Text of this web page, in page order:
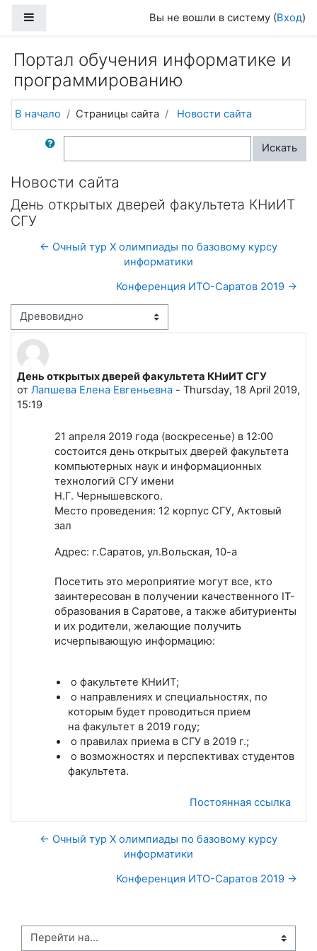
Вы не вошли в систему (Вход)
Портал обучения информатике и
программированию
В начало Страницы сайта Новости сайта
Поиск по форумам Искать
Новости сайта
День открытых дверей факультета КНиИТ
СГУ
← Очный тур X олимпиады по базовому курсу
информатики
Конференция ИТО-Саратов 2019 →
Режим отображения
День открытых дверей факультета КНиИТ СГУ
от Лапшева Елена Евгеньевна - Thursday, 18 April 2019,
15:19
Количество ответов: 0
21 апреля 2019 года (воскресенье) в 12:00
состоится день открытых дверей факультета
компьютерных наук и информационных
технологий СГУ имени
Н.Г. Чернышевского.
Место проведения: 12 корпус СГУ, Актовый
зал
Адрес: г.Саратов, ул.Вольская, 10-а
Посетить это мероприятие могут все, кто
заинтересован в получении качественного IT-
образования в Саратове, а также абитуриенты
и их родители, желающие получить
исчерпывающую информацию:
о факультете КНиИТ;
о направлениях и специальностях, по
которым будет проводиться прием
на факультет в 2019 году;
о правилах приема в СГУ в 2019 г.;
о возможностях и перспективах студентов
факультета.
Постоянная ссылка
← Очный тур X олимпиады по базовому курсу
информатики
Конференция ИТО-Саратов 2019 →
Перейти на...